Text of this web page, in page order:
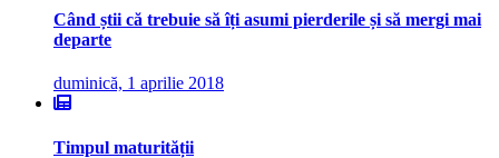
Când știi că trebuie să îți asumi pierderile și să mergi mai
departe
duminică, 1 aprilie 2018
Timpul maturității